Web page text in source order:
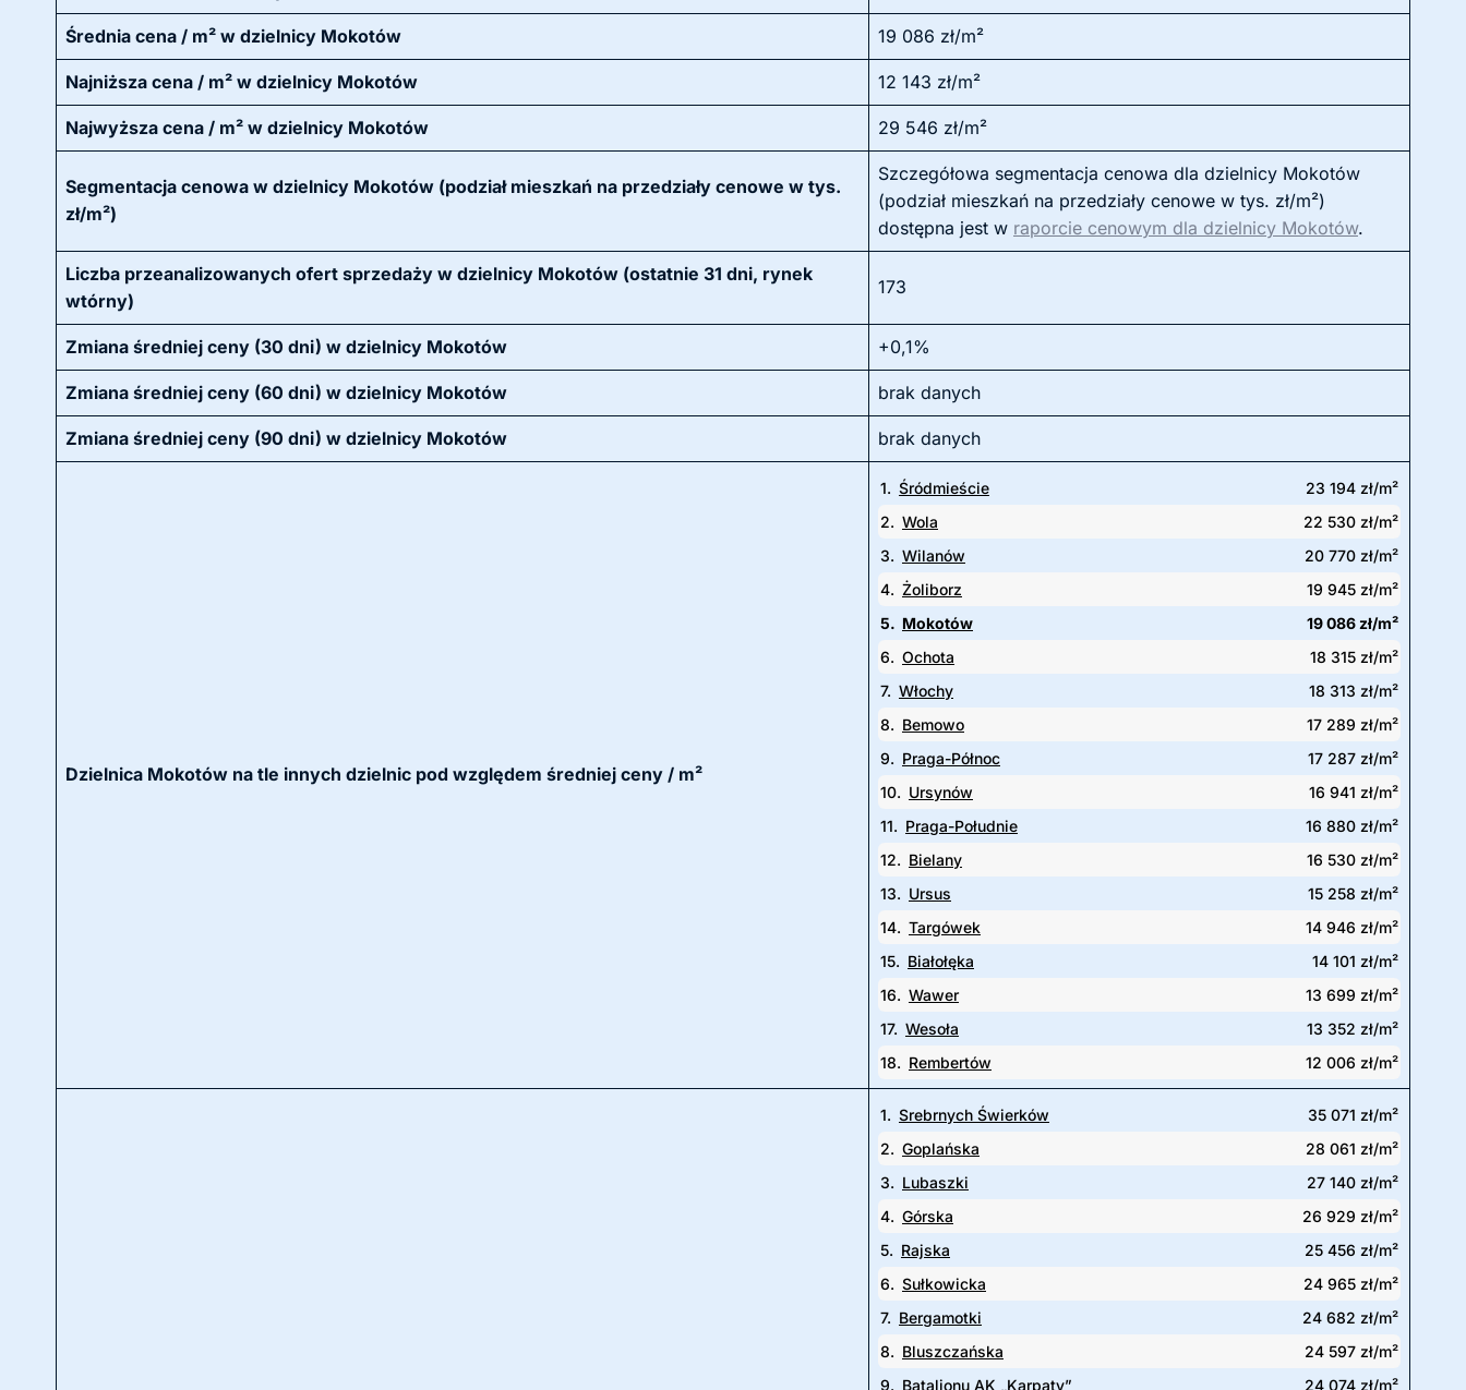
Średnia cena / m² w dzielnicy Mokotów 19 086 zł/m²
Najniższa cena / m² w dzielnicy Mokotów 12 143 zł/m²
Najwyższa cena / m² w dzielnicy Mokotów 29 546 zł/m²
Segmentacja cenowa w dzielnicy Mokotów (podział mieszkań na przedziały cenowe w tys.
zł/m²)
Szczegółowa segmentacja cenowa dla dzielnicy Mokotów
(podział mieszkań na przedziały cenowe w tys. zł/m²)
dostępna jest w raporcie cenowym dla dzielnicy Mokotów.
Liczba przeanalizowanych ofert sprzedaży w dzielnicy Mokotów (ostatnie 31 dni, rynek
wtórny)
173
Zmiana średniej ceny (30 dni) w dzielnicy Mokotów +0,1%
Zmiana średniej ceny (60 dni) w dzielnicy Mokotów brak danych
Zmiana średniej ceny (90 dni) w dzielnicy Mokotów brak danych
Dzielnica Mokotów na tle innych dzielnic pod względem średniej ceny / m²
1. Śródmieście
23 194 zł/m²
2. Wola
22 530 zł/m²
3. Wilanów
20 770 zł/m²
4. Żoliborz
19 945 zł/m²
5. Mokotów
19 086 zł/m²
6. Ochota
18 315 zł/m²
7. Włochy
18 313 zł/m²
8. Bemowo
17 289 zł/m²
9. Praga-Północ
17 287 zł/m²
10. Ursynów
16 941 zł/m²
11. Praga-Południe
16 880 zł/m²
12. Bielany
16 530 zł/m²
13. Ursus
15 258 zł/m²
14. Targówek
14 946 zł/m²
15. Białołęka
14 101 zł/m²
16. Wawer
13 699 zł/m²
17. Wesoła
13 352 zł/m²
18. Rembertów 12 006 zł/m²
1. Srebrnych Świerków
35 071 zł/m²
2. Goplańska
28 061 zł/m²
3. Lubaszki
27 140 zł/m²
4. Górska
26 929 zł/m²
5. Rajska
25 456 zł/m²
6. Sułkowicka
24 965 zł/m²
7. Bergamotki
24 682 zł/m²
8. Bluszczańska
24 597 zł/m²
9. Batalionu AK „Karpaty”
24 074 zł/m²